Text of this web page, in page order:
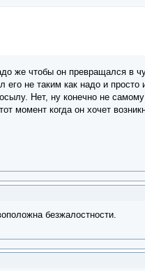
же чтобы он превращался в
не таким как надо и
Нет, ну конечно не
момент когда он хочет
безжалостности.